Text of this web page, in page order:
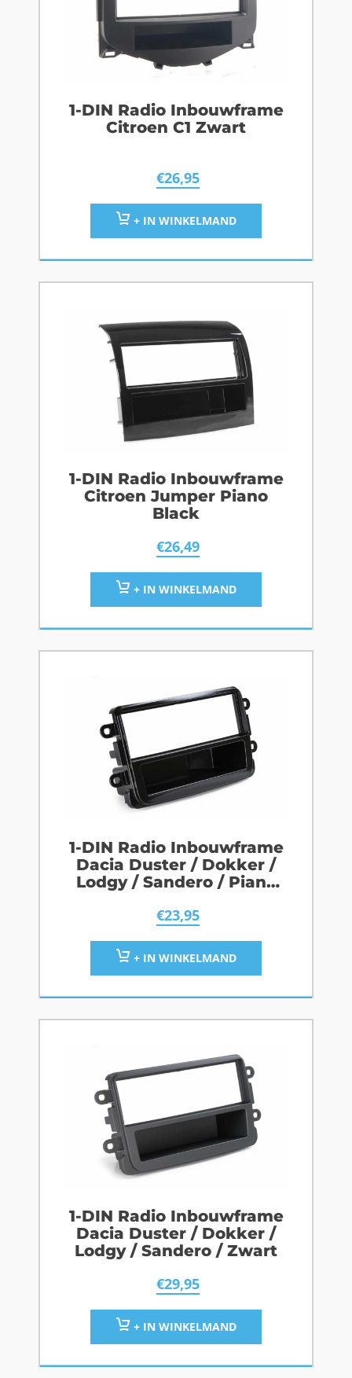
1-DIN Radio Inbouwframe
Citroen C1 Zwart
€26,95
+ IN WINKELMAND
1-DIN Radio Inbouwframe
Citroen Jumper Piano
Black
€26,49
+ IN WINKELMAND
1-DIN Radio Inbouwframe
Dacia Duster / Dokker /
Lodgy / Sandero / Piano
€23,95
+ IN WINKELMAND
1-DIN Radio Inbouwframe
Dacia Duster / Dokker /
Lodgy / Sandero / Zwart
€29,95
+ IN WINKELMAND